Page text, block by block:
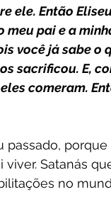
ele. Então
pai e a
você já sabe o
sacrificou. E,
comeram.
passado,
Satanás
no